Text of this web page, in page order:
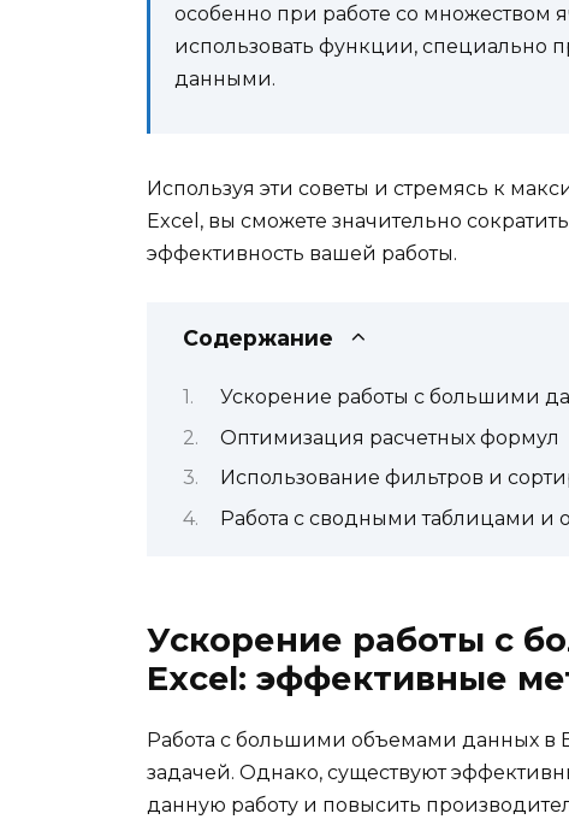
особенно при работе со множеством
использовать функции, специально
данными.
Используя эти советы и стремясь к
Excel, вы сможете значительно
эффективность вашей работы.
Содержание
Ускорение работы с большими
Оптимизация расчетных формул
Использование фильтров и
Работа с сводными таблицами и
Ускорение работы с
Excel: эффективные
Работа с большими объемами данных в
задачей. Однако, существуют
данную работу и повысить